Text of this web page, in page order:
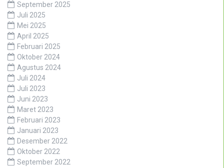
September 2025
Juli 2025
Mei 2025
April 2025
Februari 2025
Oktober 2024
Agustus 2024
Juli 2024
Juli 2023
Juni 2023
Maret 2023
Februari 2023
Januari 2023
Desember 2022
Oktober 2022
September 2022